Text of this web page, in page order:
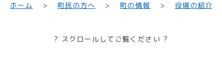
ホーム 町民の方へ 町の情報 役場の紹介
? スクロールしてご覧ください ?